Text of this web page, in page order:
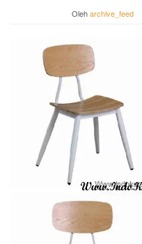
Oleharchive_feed